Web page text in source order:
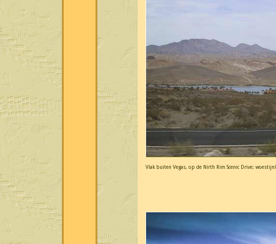
Vlak buiten Vegas, op de Nirth Rim Scenic Drive: woestijn!